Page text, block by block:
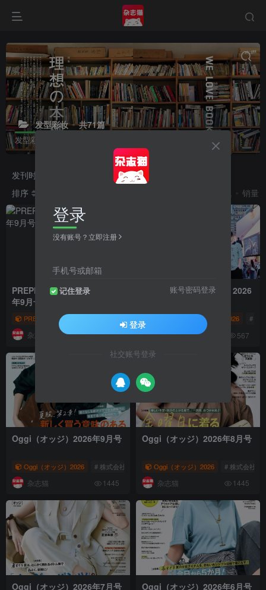
发型彩妆 共71篇
发型彩妆杂志
发刊时间 2024
排序
销量
PREPPY（プレッピー）2026
年9月号
PREPPY（プレッピー）2026 # ヘリテージ # PREPPY（プレ
杂志猫 571
PREPPY（プレッピー）2026
PREPPY（プレッピー）2026 # ヘ
杂志猫 567
Oggi（オッジ）2026年9月号
Oggi（オッジ）2026 # 株式会社小学馆 # 女性时尚杂志 # Oggi
杂志猫 1445
Oggi（オッジ）2026年8月号
Oggi（オッジ）2026 # 株式会社小
杂志猫 1445
Oggi（オッジ）2026年7月号 Oggi（オッジ）2026年6月号
登录
没有账号？立即注册
手机号或邮箱
记住登录 账号密码登录
登录
社交账号登录